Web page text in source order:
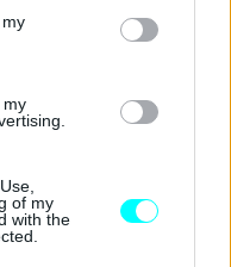
my
of my
with the
μεταξύ οχημάτων», η
ατυχήματος και
σημάτων.
στο youtube από το